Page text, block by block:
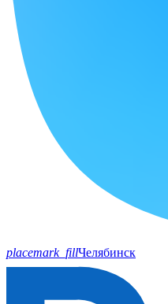
placemark_fillЧелябинск